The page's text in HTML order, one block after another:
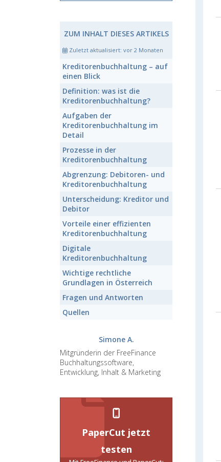
ZUM INHALT DIESES ARTIKELS
Zuletzt aktualisiert: vor 2 Monaten
Kreditorenbuchhaltung – auf
einen Blick
Definition: was ist die
Kreditorenbuchhaltung?
Aufgaben der
Kreditorenbuchhaltung im
Detail
Prozesse in der
Kreditorenbuchhaltung
Abgrenzung: Debitoren- und
Kreditorenbuchhaltung
Unterscheidung: Kreditor und
Debitor
Vorteile einer effizienten
Kreditorenbuchhaltung
Digitale
Kreditorenbuchhaltung
Wichtige rechtliche
Grundlagen in Österreich
Fragen und Antworten
Quellen
Simone A.
Mitgründerin der FreeFinance
Buchhaltungssoftware,
Entwicklung, Inhalt & Marketing
PaperCut jetzt
testen